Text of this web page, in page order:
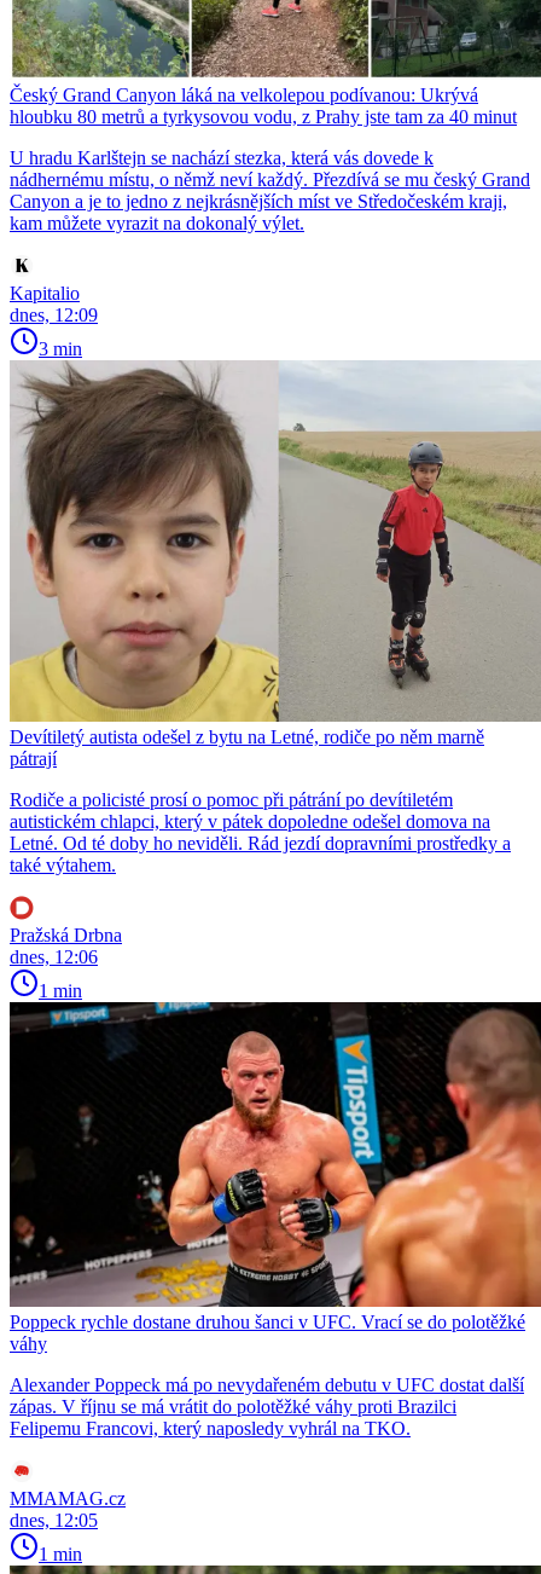
Český Grand Canyon láká na velkolepou podívanou: Ukrývá
hloubku 80 metrů a tyrkysovou vodu, z Prahy jste tam za 40 minut
U hradu Karlštejn se nachází stezka, která vás dovede k
nádhernému místu, o němž neví každý. Přezdívá se mu český Grand
Canyon a je to jedno z nejkrásnějších míst ve Středočeském kraji,
kam můžete vyrazit na dokonalý výlet.
Kapitalio
dnes, 12:09
3 min
Devítiletý autista odešel z bytu na Letné, rodiče po něm marně
pátrají
Rodiče a policisté prosí o pomoc při pátrání po devítiletém
autistickém chlapci, který v pátek dopoledne odešel domova na
Letné. Od té doby ho neviděli. Rád jezdí dopravními prostředky a
také výtahem.
Pražská Drbna
dnes, 12:06
1 min
Poppeck rychle dostane druhou šanci v UFC. Vrací se do polotěžké
váhy
Alexander Poppeck má po nevydařeném debutu v UFC dostat další
zápas. V říjnu se má vrátit do polotěžké váhy proti Brazilci
Felipemu Francovi, který naposledy vyhrál na TKO.
MMAMAG.cz
dnes, 12:05
1 min